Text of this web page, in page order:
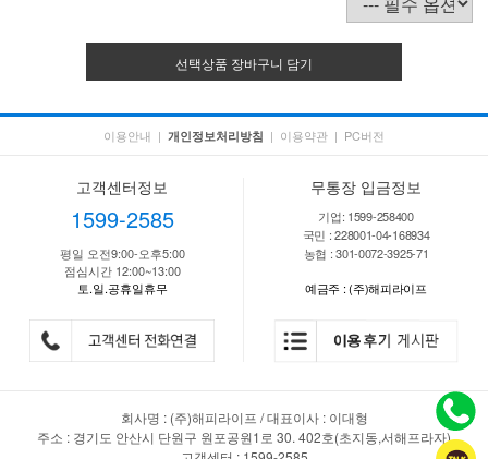
선택상품 장바구니 담기
이용안내 | 개인정보처리방침 | 이용약관 | PC버전
고객센터정보
1599-2585
평일 오전9:00-오후5:00
점심시간 12:00~13:00
토.일.공휴일휴무
무통장 입금정보
기업: 1599-258400
국민 : 228001-04-168934
농협 : 301-0072-3925-71
예금주 : (주)해피라이프
회사명 : (주)해피라이프 / 대표이사 : 이대형
주소 : 경기도 안산시 단원구 원포공원1로 30. 402호(초지동,서해프라자)